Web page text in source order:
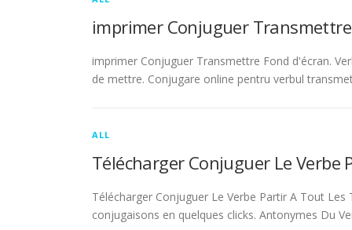
imprimer Conjuguer
imprimer Conjuguer Transmettre Fond d'écran.
de mettre. Conjugare online pentru verbul
ALL
Télécharger Conjuguer Le Verbe
Télécharger Conjuguer Le Verbe Partir A Tout
conjugaisons en quelques clicks. Antonymes Du